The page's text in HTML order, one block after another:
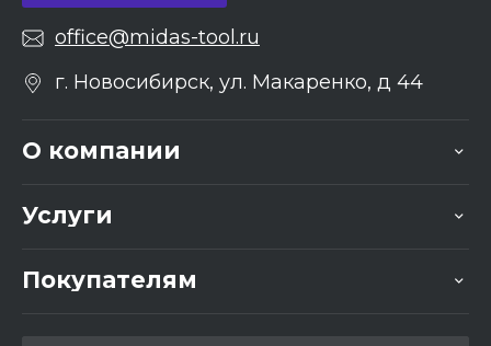
office@midas-tool.ru
г. Новосибирск, ул. Макаренко, д 44
О компании
Услуги
Покупателям